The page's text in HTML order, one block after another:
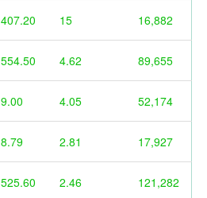
407.20 15 16,882
554.50 4.62 89,655
9.00 4.05 52,174
8.79 2.81 17,927
525.60 2.46 121,282